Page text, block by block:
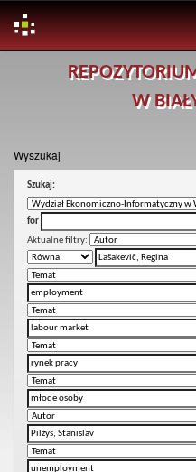
W
Wyszukaj
Szukaj:
for
Aktualne filtry: